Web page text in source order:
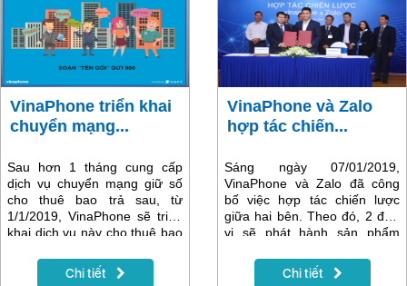
mạng đầu tiên hỗ trợ khách
hàng đặt trước eSIM.
VinaPhone triển khai
chuyển mạng...
Sau hơn 1 tháng cung cấp
dịch vụ chuyển mạng giữ số
cho thuê bao trả sau, từ
1/1/2019, VinaPhone sẽ triển
khai dịch vụ này cho thuê bao
và ưu đãi. VinaPhone cũng
cung cấp dịch vụ hỗ trợ
Chi tiết
VinaPhone và Zalo
hợp tác chiến...
Sáng ngày 07/01/2019,
VinaPhone và Zalo đã công
bố việc hợp tác chiến lược
giữa hai bên. Theo đó, 2 đơn
vị sẽ phát hành sản phẩm
VinaPhone cũng sẽ triển khai
mở rộng kênh bán hàng và
Chi tiết